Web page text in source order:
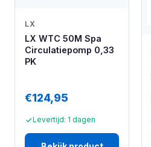
LX
LX WTC 50M Spa
Circulatiepomp 0,33
PK
€124,95
Levertijd: 1 dagen